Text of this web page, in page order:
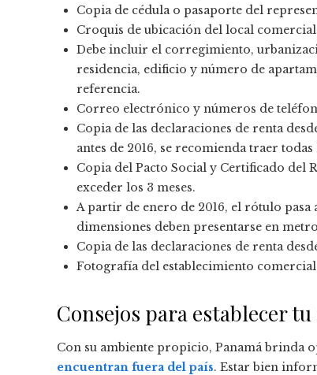
Copia de cédula o pasaporte del
Croquis de ubicación del local
Debe incluir el corregimiento,
residencia, edificio y número de
referencia.
Correo electrónico y números de
Copia de las declaraciones de renta
antes de 2016, se recomienda traer
Copia del Pacto Social y Certificado del
exceder los 3 meses.
A partir de enero de 2016, el rótulo
dimensiones deben presentarse en
Copia de las declaraciones de renta
Fotografía del establecimiento
Consejos para establecer
Con su ambiente propicio, Panamá brinda
encuentran fuera del país. Estar bien